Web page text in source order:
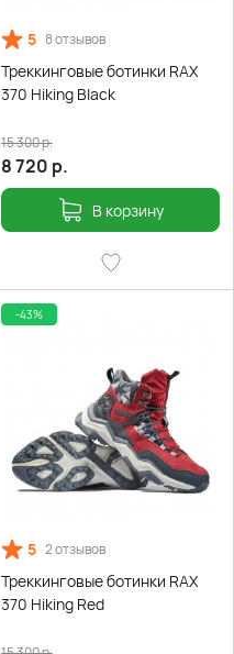
5 8 отзывов
Треккинговые ботинки RAX
370 Hiking Black
8 720 р.
15 300р.
В корзину
-43%
5 2 отзывов
Треккинговые ботинки RAX
370 Hiking Red